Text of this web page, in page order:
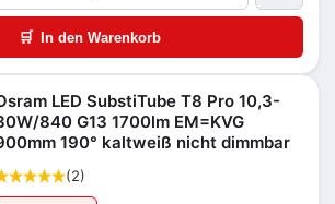
🛒 In den Warenkorb
LED SubstiTube T8 Pro 10,3-
840 G13 1700lm EM=KVG
190° kaltweiß nicht dimmbar
(2)